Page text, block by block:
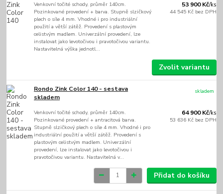
Venkovní točité schody, průměr 140cm.
Pozinkované provedení + barva. Stupně slzičkový
plech o síle 4 mm. Vhodné i pro industriální
použití a větší zátěž. Provedení s plastovým
celistvým madlem. Univerzální provedení, lze
instalovat jako levotočivou i pravotočivou variantu.
Nastavitelná výška jednotl...
53 900 Kč/ks
44 545 Kč bez DPH
Zvolit variantu
Rondo Zink Color 140 - sestava
skladem
Venkovní točité schody, průměr 140cm.
Pozinkované provedení + antracitová barva.
Stupně slzičkový plech o síle 4 mm. Vhodné i pro
industriální použití a větší zátěž. Provedení s
plastovým celistvým madlem. Univerzální
provedení, lze instalovat jako levotočivou i
pravotočivou variantu. Nastavitelná v...
64 900 Kč/ks
53 636 Kč bez DPH
skladem
Přidat do košíku